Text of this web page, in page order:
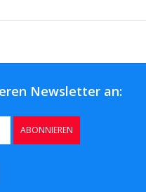
Newsletter an:
ABONNIEREN